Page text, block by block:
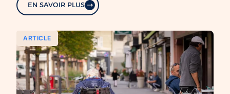
EN SAVOIR PLUS
ARTICLE